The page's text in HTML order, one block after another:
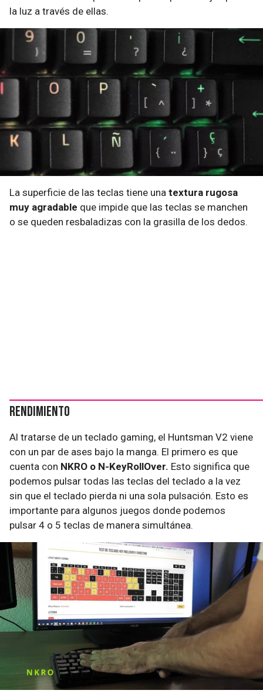
la luz a través de ellas.
La superficie de las teclas tiene una textura rugosa
muy agradable que impide que las teclas se manchen
o se queden resbaladizas con la grasilla de los dedos.
Rendimiento
Al tratarse de un teclado gaming, el Huntsman V2 viene
con un par de ases bajo la manga. El primero es que
cuenta con NKRO o N-KeyRollOver. Esto significa que
podemos pulsar todas las teclas del teclado a la vez
sin que el teclado pierda ni una sola pulsación. Esto es
importante para algunos juegos donde podemos
pulsar 4 o 5 teclas de manera simultánea.